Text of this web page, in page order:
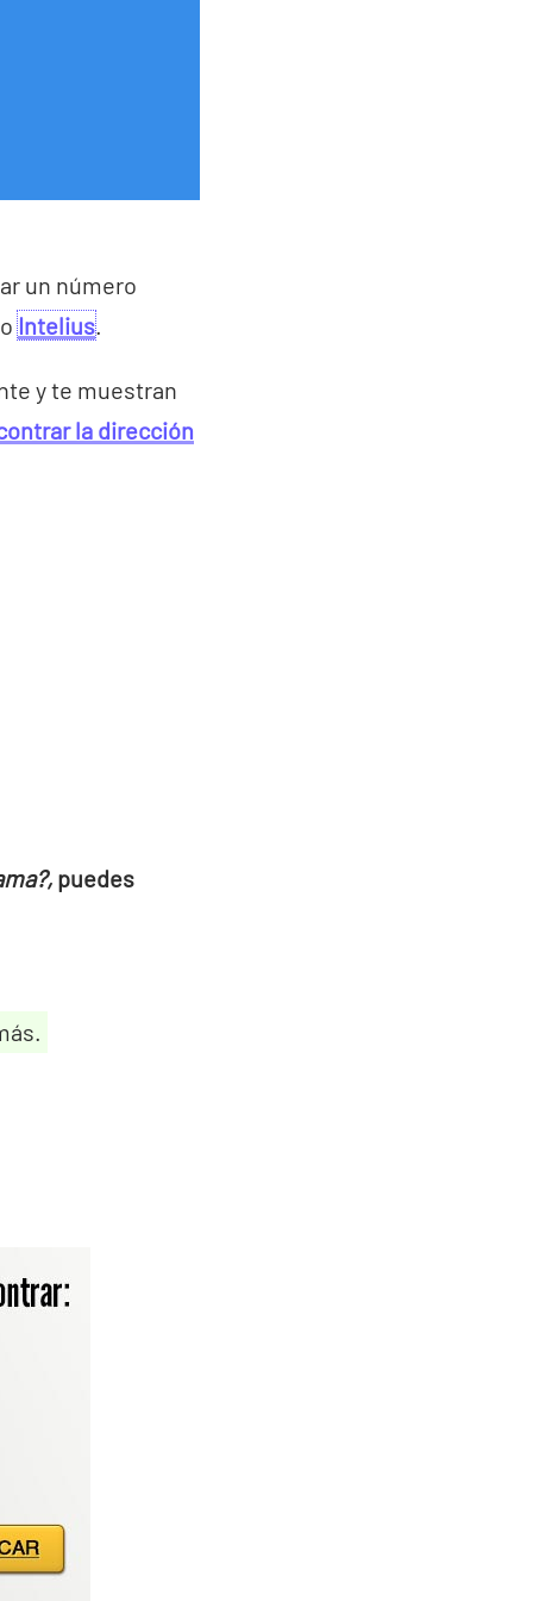
un número
Intelius.
y te muestran
la dirección
puedes